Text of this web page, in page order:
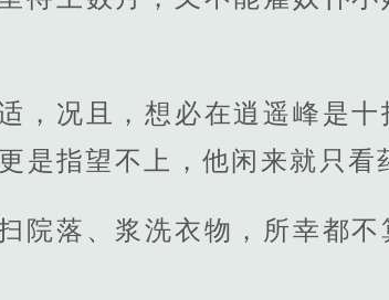
，况且，想必在逍遥峰是
是指望不上，他闲来就只看
院落、浆洗衣物，所幸都不